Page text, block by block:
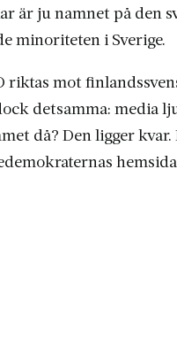
är ju namnet på den
minoriteten i Sverige.
riktas mot
detsamma: media
då? Den ligger kvar.